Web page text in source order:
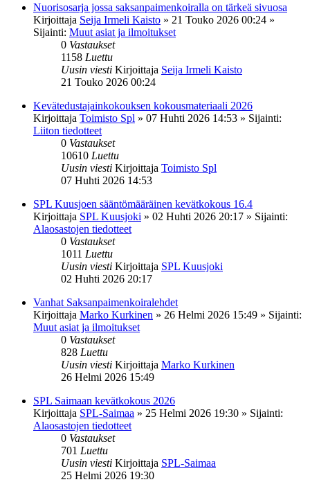
Nuorisosarja jossa saksanpaimenkoiralla on tärkeä sivuosa
Kirjoittaja Seija Irmeli Kaisto » 21 Touko 2026 00:24 »
Sijainti: Muut asiat ja ilmoitukset
0 Vastaukset
1158 Luettu
Uusin viesti Kirjoittaja Seija Irmeli Kaisto
21 Touko 2026 00:24
Kevätedustajainkokouksen kokousmateriaali 2026
Kirjoittaja Toimisto Spl » 07 Huhti 2026 14:53 » Sijainti:
Liiton tiedotteet
0 Vastaukset
10610 Luettu
Uusin viesti Kirjoittaja Toimisto Spl
07 Huhti 2026 14:53
SPL Kuusjoen sääntömääräinen kevätkokous 16.4
Kirjoittaja SPL Kuusjoki » 02 Huhti 2026 20:17 » Sijainti:
Alaosastojen tiedotteet
0 Vastaukset
1011 Luettu
Uusin viesti Kirjoittaja SPL Kuusjoki
02 Huhti 2026 20:17
Vanhat Saksanpaimenkoiralehdet
Kirjoittaja Marko Kurkinen » 26 Helmi 2026 15:49 » Sijainti:
Muut asiat ja ilmoitukset
0 Vastaukset
828 Luettu
Uusin viesti Kirjoittaja Marko Kurkinen
26 Helmi 2026 15:49
SPL Saimaan kevätkokous 2026
Kirjoittaja SPL-Saimaa » 25 Helmi 2026 19:30 » Sijainti:
Alaosastojen tiedotteet
0 Vastaukset
701 Luettu
Uusin viesti Kirjoittaja SPL-Saimaa
25 Helmi 2026 19:30